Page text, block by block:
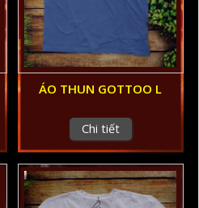
ÁO THUN GOTTOO L
Chi tiết